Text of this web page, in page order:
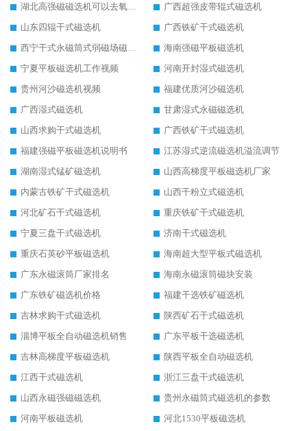
湖北高强磁磁选机可以去氧化铝
广西超强皮带辊式磁选机
山东四辊干式磁选机
广西铁矿干式磁选机
西宁干式永磁筒式弱磁场磁选机结构图
海南强磁平板磁选机
宁夏平板磁选机工作视频
河南开封湿式磁选机
贵州河沙磁选机视频
福建优质河沙磁选机
广西湿式磁选机
甘肃湿式永磁磁选机
山西求购干式磁选机
广西铁矿干式磁选机
福建强磁平板磁选机说明书
江苏湿式逆流磁选机溢流调节
湖南湿式锰矿磁选机
山西高梯度平板磁选机厂家
内蒙古铁矿干式磁选机
山西干粉立式磁选机
河北矿石干式磁选机
重庆铁矿干式磁选机
宁夏三盘干式磁选机
济南干式磁选机
重庆石英砂平板磁选机
海南超大型平板式磁选机
广东永磁滚筒厂家排名
海南永磁滚筒磁块安装
广东铁矿磁选机价格
福建干选铁矿磁选机
吉林求购干式磁选机
陕西矿石干式磁选机
淄博平板全自动磁选机销售
广东平板干选磁选机
吉林高梯度平板磁选机
陕西平板全自动磁选机
江西干式磁选机
浙江三盘干式磁选机
山西永磁强磁磁选机
贵州永磁筒式磁选机的参数
河南平板磁选机
河北1530平板磁选机